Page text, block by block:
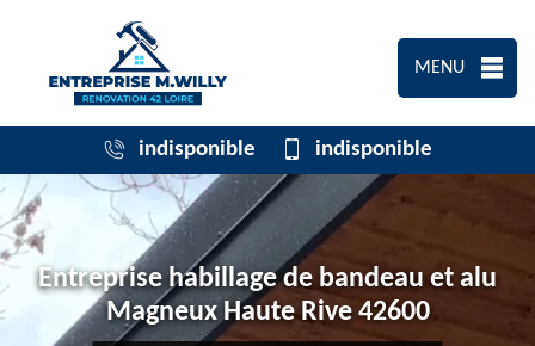
MENU
indisponible indisponible
Entreprise habillage de bandeau et alu
Magneux Haute Rive 42600